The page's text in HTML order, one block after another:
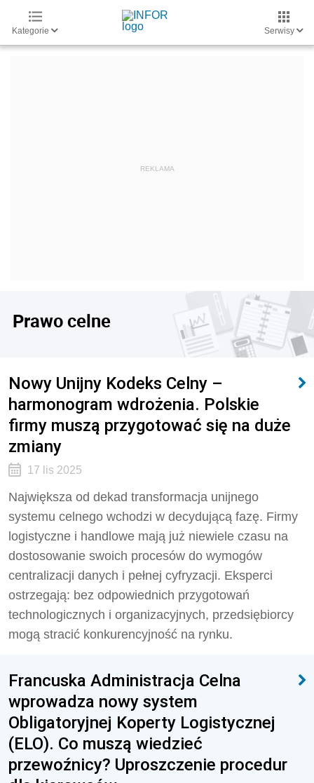
Kategorie Serwisy
Prawo celne
Nowy Unijny Kodeks Celny –
harmonogram wdrożenia. Polskie
firmy muszą przygotować się na duże
zmiany
17 lis 2025
Największa od dekad transformacja unijnego
systemu celnego wchodzi w decydującą fazę. Firmy
logistyczne i handlowe mają już niewiele czasu na
dostosowanie swoich procesów do wymogów
centralizacji danych i pełnej cyfryzacji. Eksperci
ostrzegają: bez odpowiednich przygotowań
technologicznych i organizacyjnych, przedsiębiorcy
mogą stracić konkurencyjność na rynku.
Francuska Administracja Celna
wprowadza nowy system
Obligatoryjnej Koperty Logistycznej
(ELO). Co muszą wiedzieć
przewoźnicy? Uproszczenie procedur